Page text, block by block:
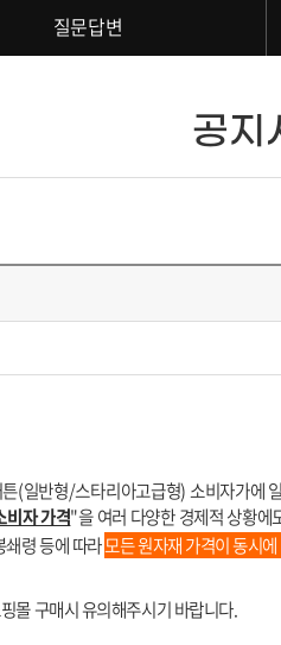
질문답변
공지
(일반형/스타리아고급형) 소비자가에
자 가격"을 여러 다양한 경제적 상황에
쇄령 등에 따라모든 원자재 가격이 동시
몰 구매시 유의해주시기 바랍니다.